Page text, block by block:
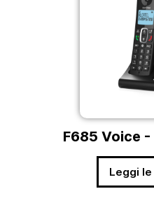
F685 Voice
Leggi